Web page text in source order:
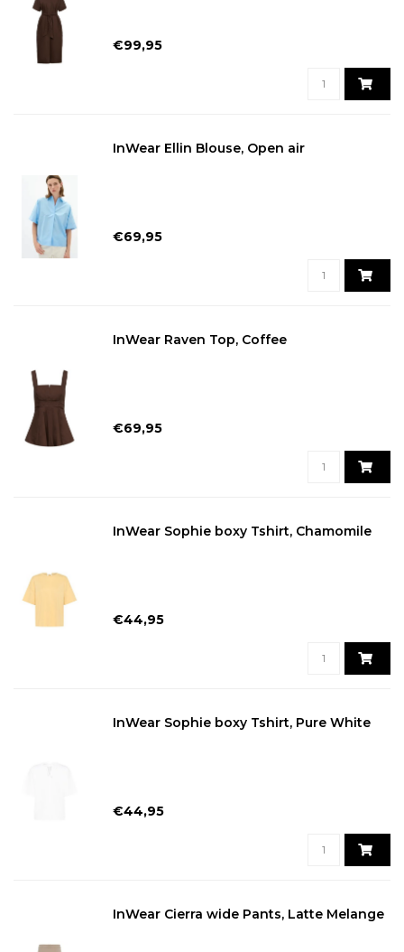
€99,95
InWear Ellin Blouse, Open air
€69,95
InWear Raven Top, Coffee
€69,95
InWear Sophie boxy Tshirt, Chamomile
€44,95
InWear Sophie boxy Tshirt, Pure White
€44,95
InWear Cierra wide Pants, Latte Melange